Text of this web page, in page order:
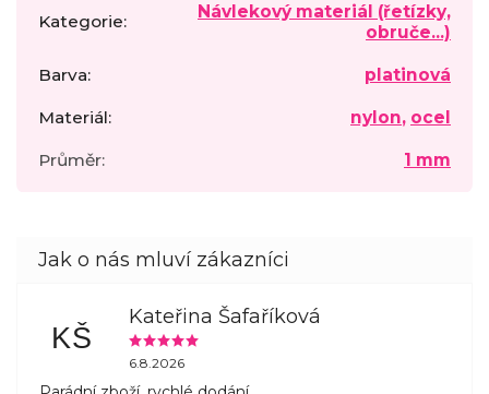
Kategorie:
Návlekový materiál (řetízky,
obruče...)
Barva: platinová
Materiál: nylon, ocel
Průměr: 1 mm
KŠ
Kateřina Šafaříková
6.8.2026